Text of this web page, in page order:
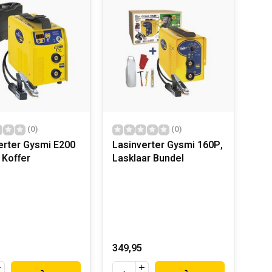
(0)
Gysmi E200
(0)
Lasinverter Gysmi 160P,
Lasklaar Bundel
349,95